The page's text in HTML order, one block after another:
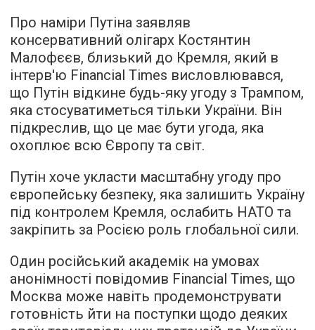
Про наміри Путіна заявляв
консервативний олігарх Костянтин
Малофєєв, близький до Кремля, який в
інтерв'ю Financial Times висловлювався,
що Путін відкине будь-яку угоду з Трампом,
яка стосуватиметься тільки України. Він
підкреслив, що це має бути угода, яка
охоплює всю Європу та світ.
Путін хоче укласти масштабну угоду про
європейську безпеку, яка залишить Україну
під контролем Кремля, ослабить НАТО та
закріпить за Росією роль глобальної сили.
Один російський академік на умовах
анонімності повідомив Financial Times, що
Москва може навіть продемонструвати
готовність йти на поступки щодо деяких